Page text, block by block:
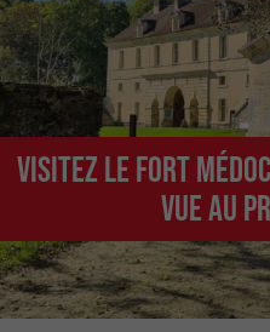
Visitez le Fort
vue au